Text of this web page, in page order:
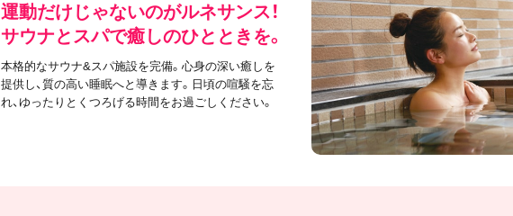
運動だけじゃないのがルネサンス！
サウナとスパで癒しのひとときを。
本格的なサウナ&スパ施設を完備。心身の深い癒しを
提供し、質の高い睡眠へと導きます。日頃の喧騒を忘
れ、ゆったりとくつろげる時間をお過ごしください。